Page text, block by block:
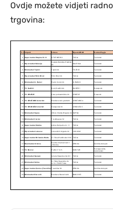
Ovdje možete vidjeti
trgovina: